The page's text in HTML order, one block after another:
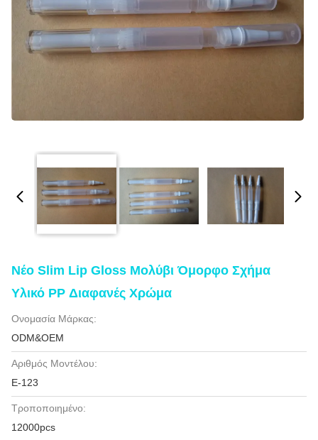
Νέο Slim Lip Gloss Μολύβι Όμορφο Σχήμα
Υλικό PP Διαφανές Χρώμα
Ονομασία Μάρκας:
ODM&OEM
Αριθμός Μοντέλου:
Ε-123
Τροποποιημένο:
12000pcs